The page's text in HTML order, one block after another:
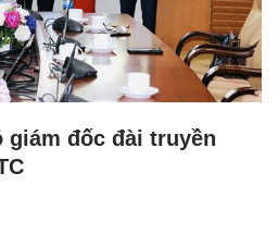
giám đốc đài truyền